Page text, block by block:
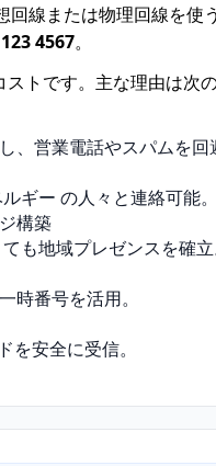
回線または物理回線を使
4567。
トです。主な理由は次の
、営業電話やスパムを回
ギー の人々と連絡可能。
構築
も地域プレゼンスを確立
時番号を活用。
を安全に受信。